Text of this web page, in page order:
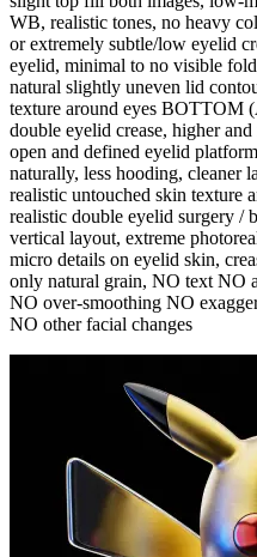
WB, realistic tones, no heavy
or extremely subtle/low eyelid
eyelid, minimal to no visible
natural slightly uneven lid
texture around eyes BOTTOM
double eyelid crease, higher
open and defined eyelid
naturally, less hooding, cleaner
realistic untouched skin texture
realistic double eyelid surgery /
vertical layout, extreme
micro details on eyelid skin,
only natural grain, NO text NO
NO over-smoothing NO
NO other facial changes